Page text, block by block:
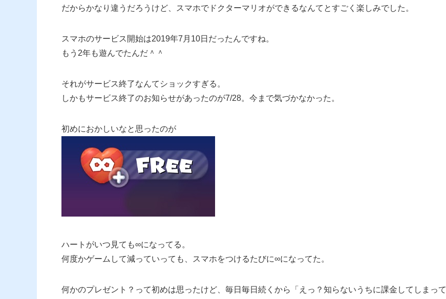
だからかなり違うだろうけど、スマホでドクターマリオができるなんてとすごく楽しみでした。
スマホのサービス開始は2019年7月10日だったんですね。
もう2年も遊んでたんだ＾＾
それがサービス終了なんてショックすぎる。
しかもサービス終了のお知らせがあったのが7/28。今まで気づかなかった。
初めにおかしいなと思ったのが
ハートがいつ見ても∞になってる。
何度かゲームして減っていっても、スマホをつけるたびに∞になってた。
何かのプレゼント？って初めは思ったけど、毎日毎日続くから「えっ？知らないうちに課金してしまって